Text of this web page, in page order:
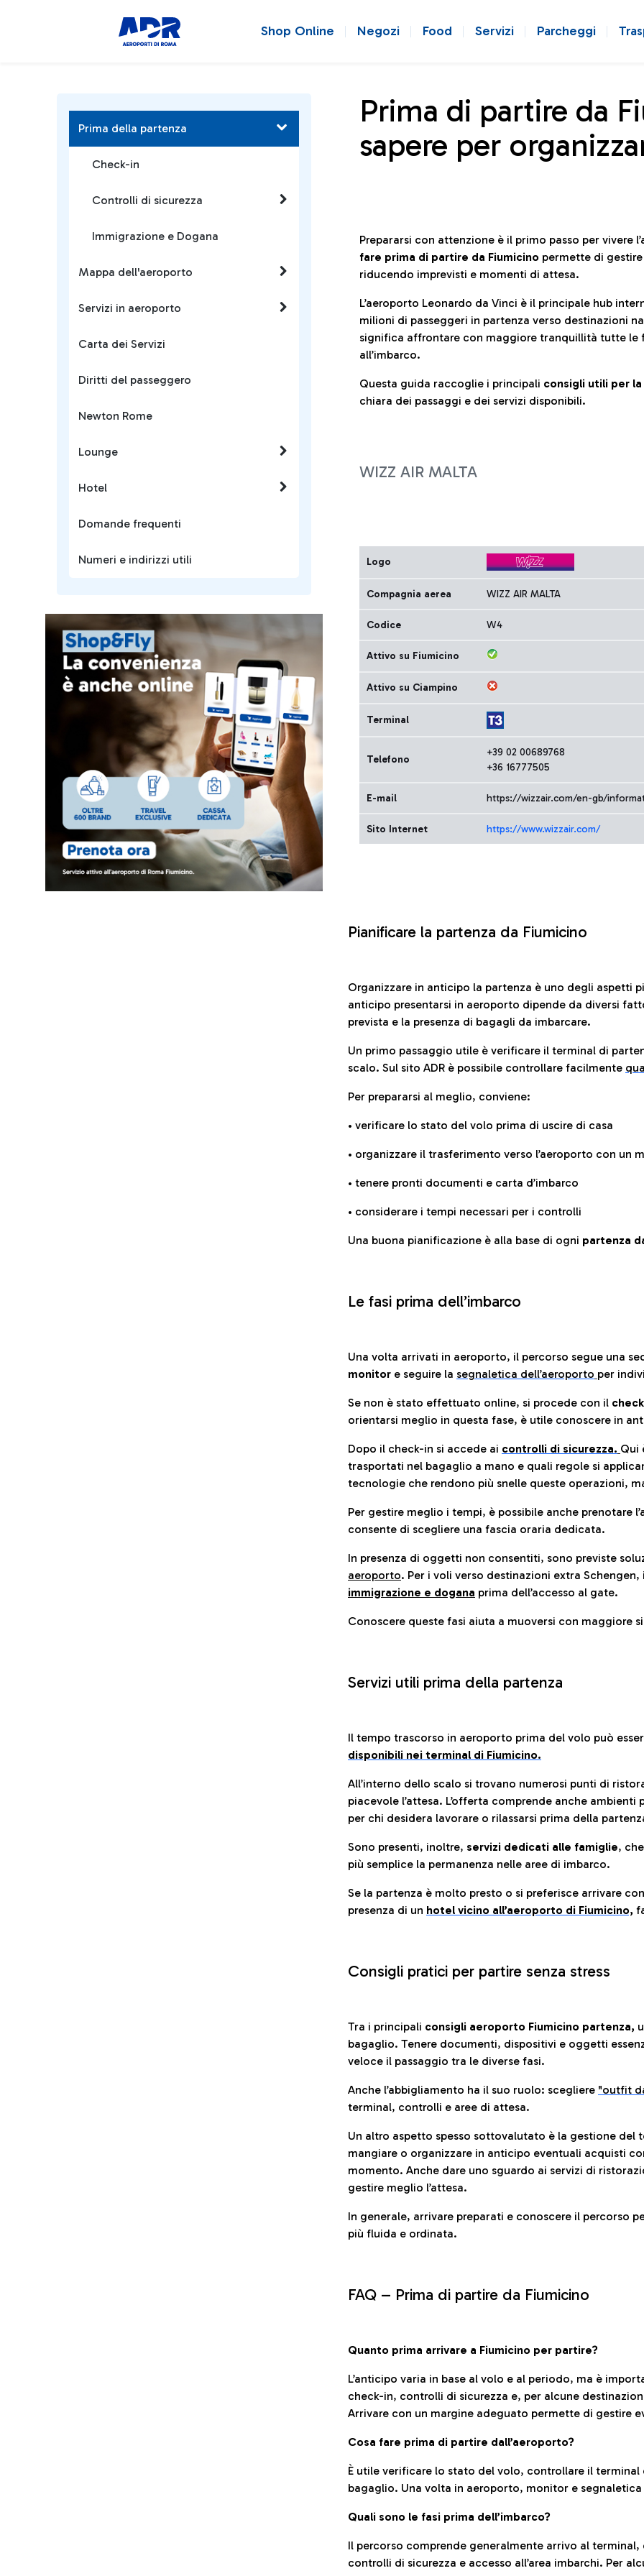
Shop Online Negozi Food Servizi Parcheggi
Prima di partire da
sapere per
Prepararsi con attenzione è il primo passo per vivere
fare prima di partire da Fiumicino permette di
riducendo imprevisti e momenti di attesa.
L’aeroporto Leonardo da Vinci è il principale hub
milioni di passeggeri in partenza verso destinazioni
significa affrontare con maggiore tranquillità tutte le
all’imbarco.
Questa guida raccoglie i principali consigli utili per
chiara dei passaggi e dei servizi disponibili.
WIZZ AIR MALTA
Logo
Compagnia aerea WIZZ AIR MALTA
Codice W4
Attivo su Fiumicino
Attivo su Ciampino
Terminal
Telefono
+39 02 00689768
+36 16777505
E-mail https://wizzair.com/en-gb/
Sito Internet https://www.wizzair.com/
Pianificare la partenza da Fiumicino
Organizzare in anticipo la partenza è uno degli aspetti
anticipo presentarsi in aeroporto dipende da diversi
prevista e la presenza di bagagli da imbarcare.
Un primo passaggio utile è verificare il terminal di
scalo. Sul sito ADR è possibile controllare facilmente
Per prepararsi al meglio, conviene:
• verificare lo stato del volo prima di uscire di casa
• organizzare il trasferimento verso l’aeroporto con un
• tenere pronti documenti e carta d’imbarco
• considerare i tempi necessari per i controlli
Una buona pianificazione è alla base di ogni partenza
Le fasi prima dell’imbarco
Una volta arrivati in aeroporto, il percorso segue una
monitor e seguire la segnaletica dell’aeroporto per
Se non è stato effettuato online, si procede con il
orientarsi meglio in questa fase, è utile conoscere in
Dopo il check-in si accede ai controlli di sicurezza. Qui
trasportati nel bagaglio a mano e quali regole si
tecnologie che rendono più snelle queste operazioni,
Per gestire meglio i tempi, è possibile anche prenotare
consente di scegliere una fascia oraria dedicata.
In presenza di oggetti non consentiti, sono previste
aeroporto. Per i voli verso destinazioni extra
immigrazione e dogana prima dell’accesso al gate.
Conoscere queste fasi aiuta a muoversi con maggiore
Servizi utili prima della partenza
Il tempo trascorso in aeroporto prima del volo può
disponibili nei terminal di Fiumicino.
All’interno dello scalo si trovano numerosi punti di
piacevole l’attesa. L’offerta comprende anche ambienti
per chi desidera lavorare o rilassarsi prima della
Sono presenti, inoltre, servizi dedicati alle famiglie,
più semplice la permanenza nelle aree di imbarco.
Se la partenza è molto presto o si preferisce arrivare
presenza di un hotel vicino all’aeroporto di Fiumicino,
Consigli pratici per partire senza stress
Tra i principali consigli aeroporto Fiumicino partenza,
bagaglio. Tenere documenti, dispositivi e oggetti
veloce il passaggio tra le diverse fasi.
Anche l’abbigliamento ha il suo ruolo: scegliere "outfit
terminal, controlli e aree di attesa.
Un altro aspetto spesso sottovalutato è la gestione del
mangiare o organizzare in anticipo eventuali acquisti
momento. Anche dare uno sguardo ai servizi di
gestire meglio l’attesa.
In generale, arrivare preparati e conoscere il percorso
più fluida e ordinata.
FAQ – Prima di partire da Fiumicino
Quanto prima arrivare a Fiumicino per partire?
L’anticipo varia in base al volo e al periodo, ma è
check-in, controlli di sicurezza e, per alcune
Arrivare con un margine adeguato permette di gestire
Cosa fare prima di partire dall’aeroporto?
È utile verificare lo stato del volo, controllare il
bagaglio. Una volta in aeroporto, monitor e
Quali sono le fasi prima dell’imbarco?
Il percorso comprende generalmente arrivo al
controlli di sicurezza e accesso all’area imbarchi. Per
Prima della partenza
Check-in
Controlli di sicurezza
Immigrazione e Dogana
Mappa dell'aeroporto
Servizi in aeroporto
Carta dei Servizi
Diritti del passeggero
Newton Rome
Lounge
Hotel
Domande frequenti
Numeri e indirizzi utili